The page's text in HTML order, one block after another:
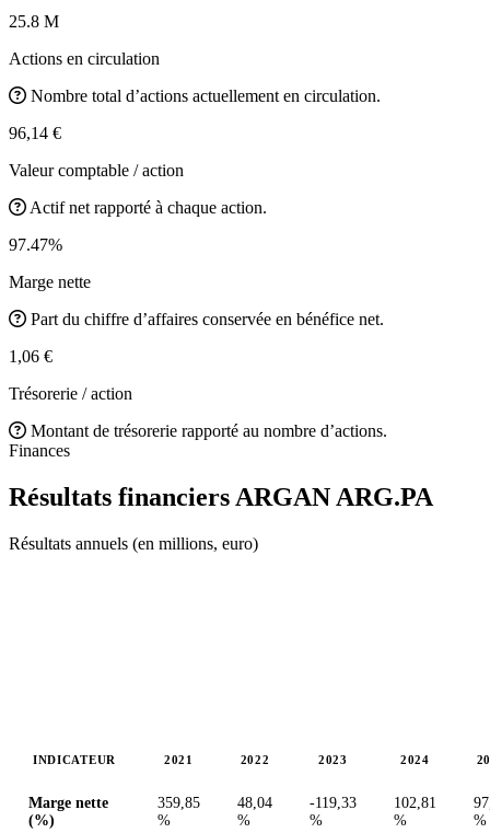
25.8 M
Actions en circulation
Nombre total d’actions actuellement en circulation.
96,14 €
Valeur comptable / action
Actif net rapporté à chaque action.
97.47%
Marge nette
Part du chiffre d’affaires conservée en bénéfice net.
1,06 €
Trésorerie / action
Montant de trésorerie rapporté au nombre d’actions.
Finances
Résultats financiers ARGAN ARG.PA
Résultats annuels (en millions, euro)
INDICATEUR 2021 2022 2023 2024
Marge nette
(%)
359,85
%
48,04
%
-119,33
%
102,81
%
%